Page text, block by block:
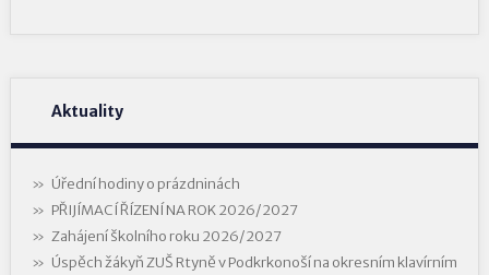
Aktuality
Úřední hodiny o prázdninách
PŘIJÍMACÍ ŘÍZENÍ NA ROK 2026/2027
Zahájení školního roku 2026/2027
Úspěch žákyň ZUŠ Rtyně v Podkrkonoší na okresním klavírním